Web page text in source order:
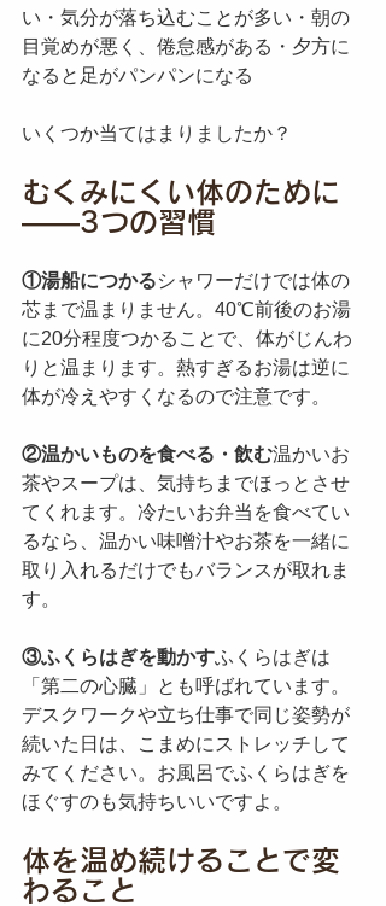
い・気分が落ち込むことが多い・朝の
目覚めが悪く、倦怠感がある・夕方に
なると足がパンパンになる
いくつか当てはまりましたか？
むくみにくい体のために
——3つの習慣
①湯船につかるシャワーだけでは体の
芯まで温まりません。40℃前後のお湯
に20分程度つかることで、体がじんわ
りと温まります。熱すぎるお湯は逆に
体が冷えやすくなるので注意です。
②温かいものを食べる・飲む温かいお
茶やスープは、気持ちまでほっとさせ
てくれます。冷たいお弁当を食べてい
るなら、温かい味噌汁やお茶を一緒に
取り入れるだけでもバランスが取れま
す。
③ふくらはぎを動かすふくらはぎは
「第二の心臓」とも呼ばれています。
デスクワークや立ち仕事で同じ姿勢が
続いた日は、こまめにストレッチして
みてください。お風呂でふくらはぎを
ほぐすのも気持ちいいですよ。
体を温め続けることで変
わること